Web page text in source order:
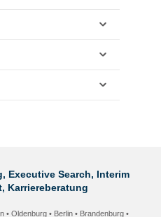
Executive Search, Interim
Karriereberatung
• Oldenburg• Berlin • Brandenburg•